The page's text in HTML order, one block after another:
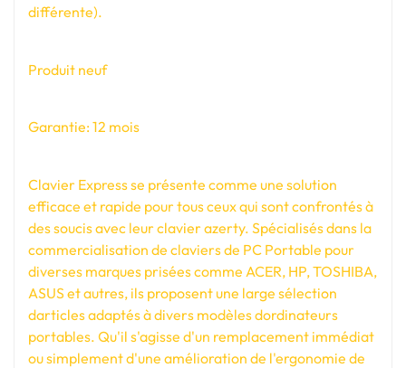
différente).
Produit neuf
Garantie: 12 mois
Clavier Express se présente comme une solution
efficace et rapide pour tous ceux qui sont confrontés à
des soucis avec leur clavier azerty. Spécialisés dans la
commercialisation de claviers de PC Portable pour
diverses marques prisées comme ACER, HP, TOSHIBA,
ASUS et autres, ils proposent une large sélection
darticles adaptés à divers modèles dordinateurs
portables. Qu'il s'agisse d'un remplacement immédiat
ou simplement d'une amélioration de l'ergonomie de